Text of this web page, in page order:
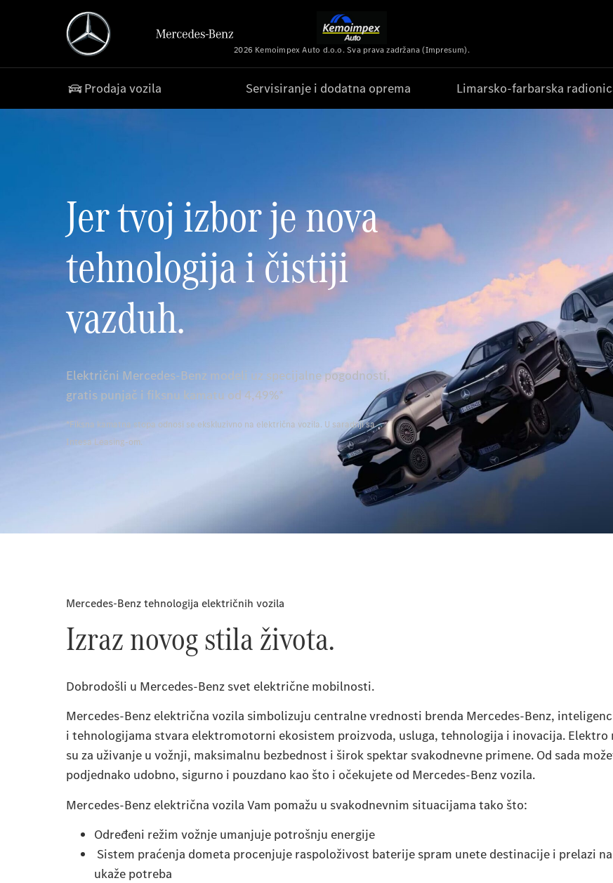
2026 Kemoimpex Auto d.o.o. Sva prava zadržana (Impresum).
Prodaja vozila Servisiranje i dodatna oprema Limarsko-farbarska
Jer tvoj izbor je nova
tehnologija i čistiji
vazduh.
Električni Mercedes-Benz modeli uz specijalne pogodnosti,
gratis punjač i fiksnu kamatu od 4,49%*
*Fiksna kamatna stopa odnosi se ekskluzivno na električna vozila. U saradnji sa
Intesa Leasing-om.
Mercedes-Benz tehnologija električnih vozila
Izraz novog stila života.
Dobrodošli u Mercedes-Benz svet električne mobilnosti.
Mercedes-Benz električna vozila simbolizuju centralne vrednosti brenda Mercedes-Benz,
i tehnologijama stvara elektromotorni ekosistem proizvoda, usluga, tehnologija i inovacija.
su za uživanje u vožnji, maksimalnu bezbednost i širok spektar svakodnevne primene. Od sada
podjednako udobno, sigurno i pouzdano kao što i očekujete od Mercedes-Benz vozila.
Mercedes-Benz električna vozila Vam pomažu u svakodnevnim situacijama tako što:
Određeni režim vožnje umanjuje potrošnju energije
Sistem praćenja dometa procenjuje raspoloživost baterije spram unete destinacije i prelazi
ukaže potreba